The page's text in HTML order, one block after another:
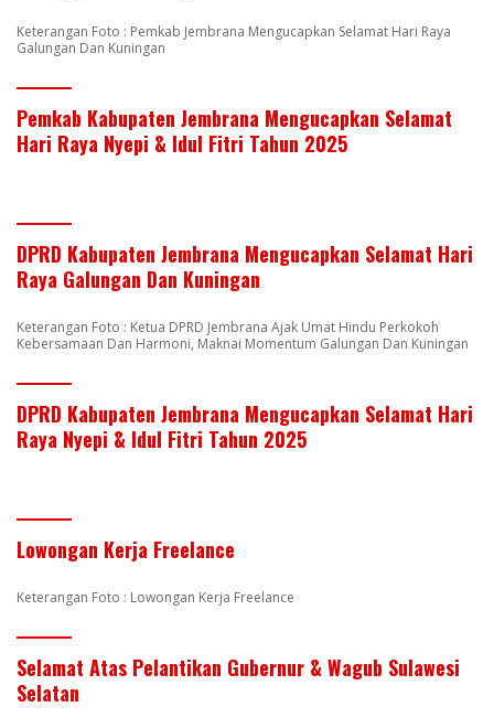
Keterangan Foto : Pemkab Jembrana Mengucapkan Selamat Hari Raya
Galungan Dan Kuningan
Pemkab Kabupaten Jembrana Mengucapkan Selamat
Hari Raya Nyepi & Idul Fitri Tahun 2025
DPRD Kabupaten Jembrana Mengucapkan Selamat Hari
Raya Galungan Dan Kuningan
Keterangan Foto : Ketua DPRD Jembrana Ajak Umat Hindu Perkokoh
Kebersamaan Dan Harmoni, Maknai Momentum Galungan Dan Kuningan
DPRD Kabupaten Jembrana Mengucapkan Selamat Hari
Raya Nyepi & Idul Fitri Tahun 2025
Lowongan Kerja Freelance
Keterangan Foto : Lowongan Kerja Freelance
Selamat Atas Pelantikan Gubernur & Wagub Sulawesi
Selatan